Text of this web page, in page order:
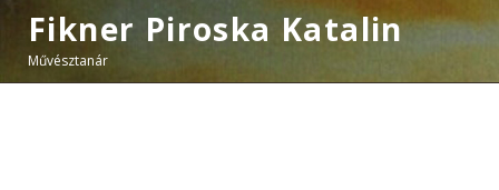
Fikner Piroska Katalin
Művésztanár